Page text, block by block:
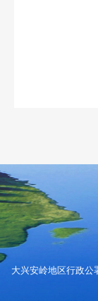
大兴安岭地区行政公